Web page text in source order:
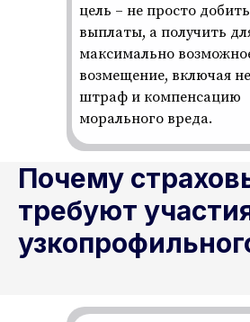
цель – не просто
выплаты, а получить
максимально
возмещение, включая
штраф и компенсацию
морального вреда.
Почему
требуют